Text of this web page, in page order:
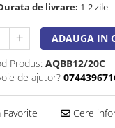
de livrare: 1-2 zile
ADAUGA IN
Produs: AQBB12/20C
de ajutor?
Cere